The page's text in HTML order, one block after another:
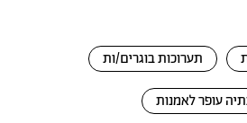
תערוכות בוגרים/ות
עופר לאמנות